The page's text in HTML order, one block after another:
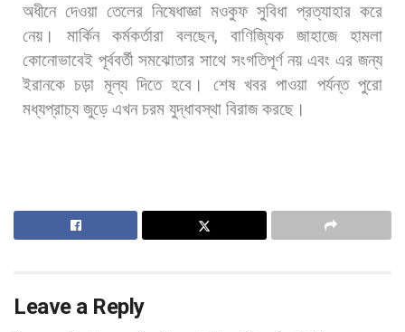
অধীনে দেওয়া তেলের নিষেধাজ্ঞা মওকুফ সুবিধা প্রত্যাহার করে
নেয়।
মার্কিন কর্মকর্তারা বলছেন, বাণিজ্যিক জাহাজে
হামলা
কোনোভাবেই পূর্ববর্তী সমঝোতার সাথে সংগতিপূর্ণ নয় এবং এর জন্য
ইরানকে চড়া মূল্য দিতে হবে। শেষ খবর পাওয়া পর্যন্ত পুরো
মধ্যপ্রাচ্য জুড়ে এখন চরম যুদ্ধাবস্থা বিরাজ করছে।
Leave a Reply